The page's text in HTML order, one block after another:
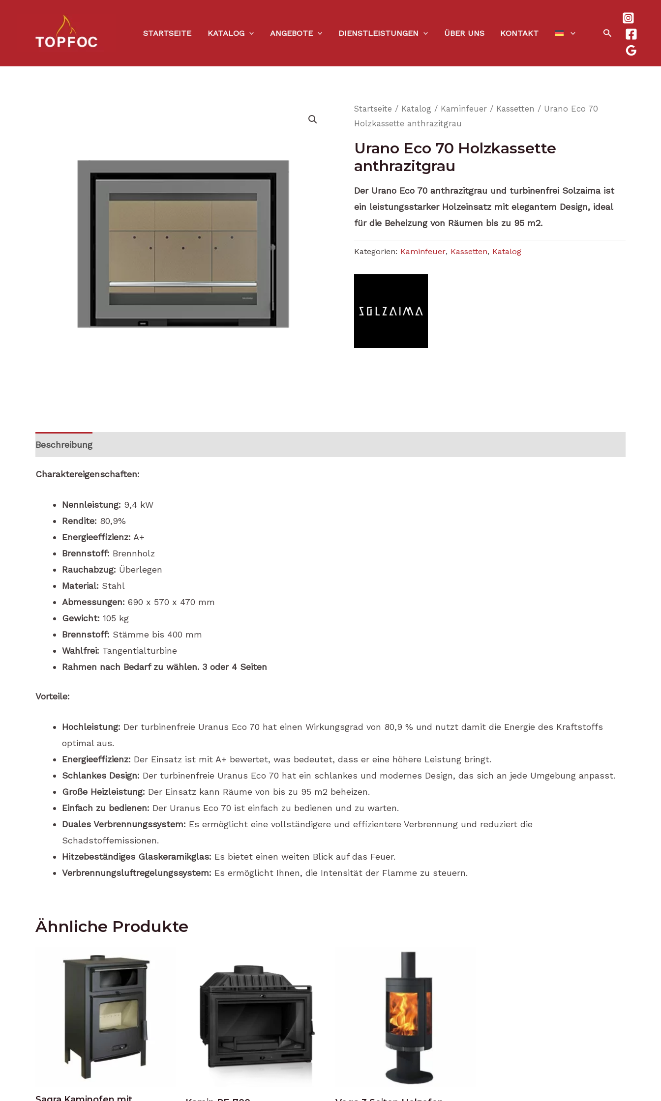
springen
STARTSEITE KATALOG ANGEBOTE DIENSTLEISTUNGEN ÜBER UNS KONTAKT Suchen
Startseite / Katalog / Kaminfeuer / Kassetten / Urano Eco 70
Holzkassette anthrazitgrau
Urano Eco 70 Holzkassette
anthrazitgrau
Der Urano Eco 70 anthrazitgrau und turbinenfrei Solzaima ist
ein leistungsstarker Holzeinsatz mit elegantem Design, ideal
für die Beheizung von Räumen bis zu 95 m2.
Kategorien: Kaminfeuer, Kassetten, Katalog
Beschreibung
Charaktereigenschaften:
Nennleistung: 9,4 kW
Rendite: 80,9%
Energieeffizienz: A+
Brennstoff: Brennholz
Rauchabzug: Überlegen
Material: Stahl
Abmessungen: 690 x 570 x 470 mm
Gewicht: 105 kg
Brennstoff: Stämme bis 400 mm
Wahlfrei: Tangentialturbine
Rahmen nach Bedarf zu wählen. 3 oder 4 Seiten
Vorteile:
Hochleistung: Der turbinenfreie Uranus Eco 70 hat einen Wirkungsgrad von 80,9 % und nutzt damit die Energie des Kraftstoffs
optimal aus.
Energieeffizienz: Der Einsatz ist mit A+ bewertet, was bedeutet, dass er eine höhere Leistung bringt.
Schlankes Design: Der turbinenfreie Uranus Eco 70 hat ein schlankes und modernes Design, das sich an jede Umgebung anpasst.
Große Heizleistung: Der Einsatz kann Räume von bis zu 95 m2 beheizen.
Einfach zu bedienen: Der Uranus Eco 70 ist einfach zu bedienen und zu warten.
Duales Verbrennungssystem: Es ermöglicht eine vollständigere und effizientere Verbrennung und reduziert die
Schadstoffemissionen.
Hitzebeständiges Glaskeramikglas: Es bietet einen weiten Blick auf das Feuer.
Verbrennungsluftregelungssystem: Es ermöglicht Ihnen, die Intensität der Flamme zu steuern.
Ähnliche Produkte